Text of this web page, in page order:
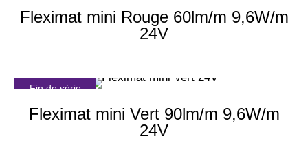
Fleximat mini Rouge 60lm/m 9,6W/m
24V
Fin de série
Fleximat mini Vert 90lm/m 9,6W/m
24V